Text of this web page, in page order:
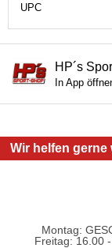
UPC
HP´s
In App
Wir helfen gerne
Montag:
Freitag: 16.00